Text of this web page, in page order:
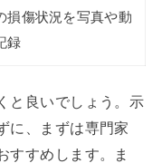
損傷状況を写真や動
録
と良いでしょう。示
に、まずは専門家
すすめします。ま